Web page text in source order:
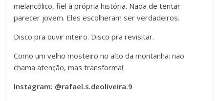
melancólico, fiel à própria história. Nada de tentar
parecer jovem. Eles escolheram ser verdadeiros.
Disco pra ouvir inteiro. Disco pra revisitar.
Como um velho mosteiro no alto da montanha: não
chama atenção, mas transforma!
Instagram: @rafael.s.deoliveira.9